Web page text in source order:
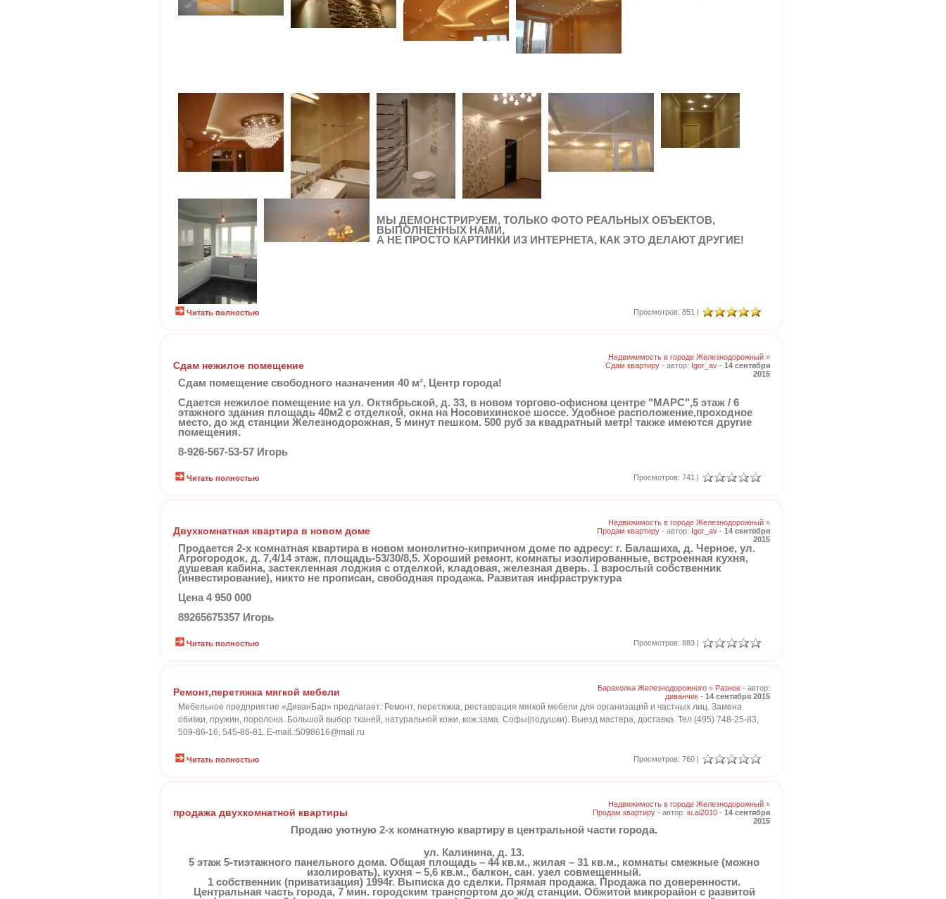
МЫ ДЕМОНСТРИРУЕМ, ТОЛЬКО ФОТО РЕАЛЬНЫХ ОБЪЕКТОВ,
ВЫПОЛНЕННЫХ НАМИ,
А НЕ ПРОСТО КАРТИНКИ ИЗ ИНТЕРНЕТА, КАК ЭТО ДЕЛАЮТ ДРУГИЕ!
Читать полностью Просмотров: 851 |
Сдам нежилое помещение
Недвижимость в городе Железнодорожный »
Сдам квартиру - автор: Igor_av - 14 сентября
2015
Сдам помещение свободного назначения 40 м², Центр города!
Сдается нежилое помещение на ул. Октябрьской, д. 33, в новом торгово-офисном центре "МАРС",5 этаж / 6
этажного здания площадь 40м2 с отделкой, окна на Носовихинское шоссе. Удобное расположение,проходное
место, до жд станции Железнодорожная, 5 минут пешком. 500 руб за квадратный метр! также имеются другие
помещения.
8-926-567-53-57 Игорь
Читать полностью Просмотров: 741 |
Двухкомнатная квартира в новом доме
Недвижимость в городе Железнодорожный »
Продам квартиру - автор: Igor_av - 14 сентября
2015
Продается 2-х комнатная квартира в новом монолитно-кипричном доме по адресу: г. Балашиха, д. Черное, ул.
Агрогородок, д. 7,4/14 этаж, площадь-53/30/8,5. Хороший ремонт, комнаты изолированные, встроенная кухня,
душевая кабина, застекленная лоджия с отделкой, кладовая, железная дверь. 1 взрослый собственник
(инвестирование), никто не прописан, свободная продажа. Развитая инфраструктура
Цена 4 950 000
89265675357 Игорь
Читать полностью Просмотров: 883 |
Ремонт,перетяжка мягкой мебели Барахолка Железнодорожного » Разное - автор:
диванчик - 14 сентября 2015
Мебельное предприятие «ДиванБар» предлагает: Ремонт, перетяжка, реставрация мягкой мебели для организаций и частных лиц. Замена
обивки, пружин, поролона. Большой выбор тканей, натуральной кожи, кож.зама. Софы(подушки). Выезд мастера, доставка. Тел.(495) 748-25-83,
509-86-16, 545-86-81. E-mail.:5098616@mail.ru
Читать полностью Просмотров: 760 |
продажа двухкомнатной квартиры
Недвижимость в городе Железнодорожный »
Продам квартиру - автор: iu.ai2010 - 14 сентября
2015
Продаю уютную 2-х комнатную квартиру в центральной части города.
ул. Калинина, д. 13.
5 этаж 5-тиэтажного панельного дома. Общая площадь – 44 кв.м., жилая – 31 кв.м., комнаты смежные (можно
изолировать), кухня – 5,6 кв.м., балкон, сан. узел совмещенный.
1 собственник (приватизация) 1994г. Выписка до сделки. Прямая продажа. Продажа по доверенности.
Центральная часть города, 7 мин. городским транспортом до ж/д станции. Обжитой микрорайон с развитой